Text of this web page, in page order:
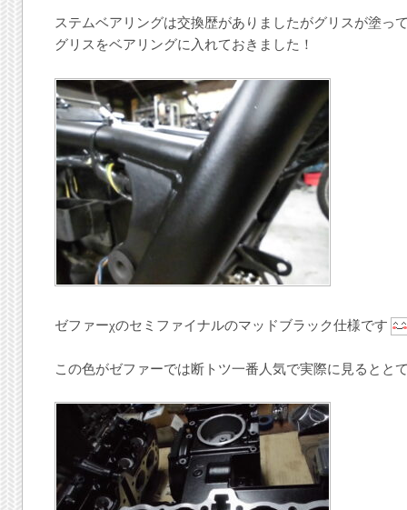
ステムベアリングは交換歴がありましたがグリスが塗っ
グリスをベアリングに入れておきました！
ゼファーχのセミファイナルのマッドブラック仕様です
この色がゼファーでは断トツ一番人気で実際に見るとと